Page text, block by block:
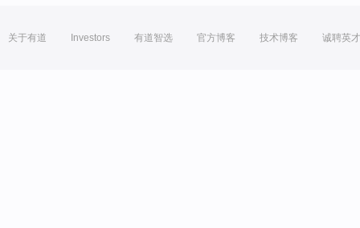
关于有道 Investors 有道智选 官方博客 技术博客 诚聘英才